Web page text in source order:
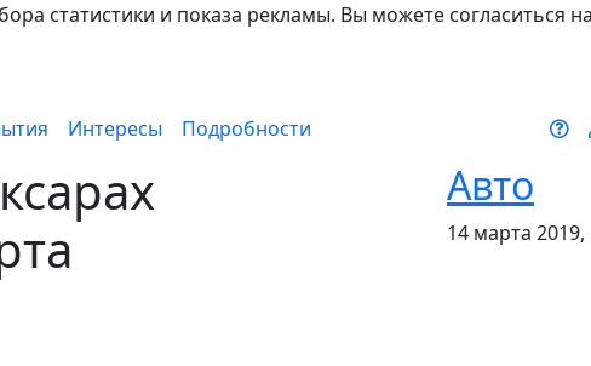
статистики и показа рекламы. Вы можете согласиться
Интересы Подробности
Авто
14 марта 2019,